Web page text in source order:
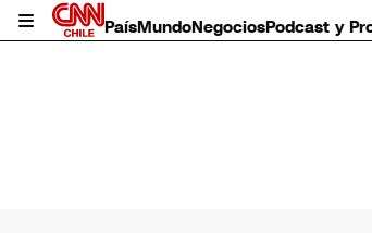
PaísMundoNegociosPodcast y